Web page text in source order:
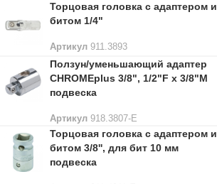
Торцовая головка с адаптером и
битом 1/4"
Артикул 911.3893
Ползун/уменьшающий адаптер
CHROMEplus 3/8", 1/2"F x 3/8"M
подвеска
Артикул 918.3807-E
Торцовая головка с адаптером и
битом 3/8'', для бит 10 мм
подвеска